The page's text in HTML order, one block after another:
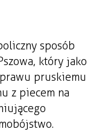
sposób
który jako
pruskiemu
z piecem na